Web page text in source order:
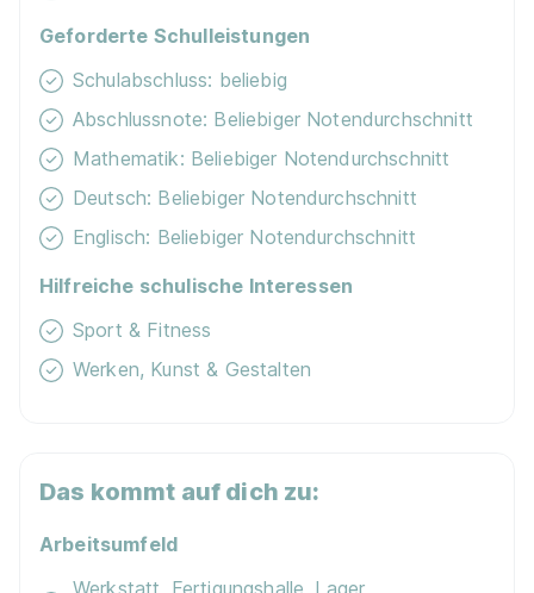
1.140 - 1.390 € pro Monat
90%
Du bist noch unentschlossen?
Geh auf Nummer sicher mit unserem Berufswahltest.
Geforderte Schulleistungen
Schulabschluss: beliebig
Abschlussnote: Beliebiger Notendurchschnitt
Mathematik: Beliebiger Notendurchschnitt
Deutsch: Beliebiger Notendurchschnitt
Englisch: Beliebiger Notendurchschnitt
Hilfreiche schulische Interessen
Sport & Fitness
Werken, Kunst & Gestalten
Das kommt auf dich zu:
Arbeitsumfeld
Werkstatt, Fertigungshalle, Lager,